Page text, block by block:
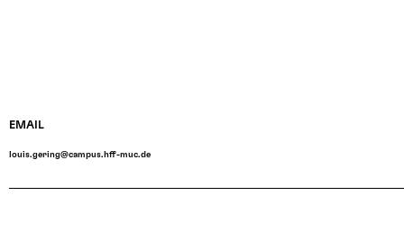
EMAIL
louis.gering@campus.hff-muc.de